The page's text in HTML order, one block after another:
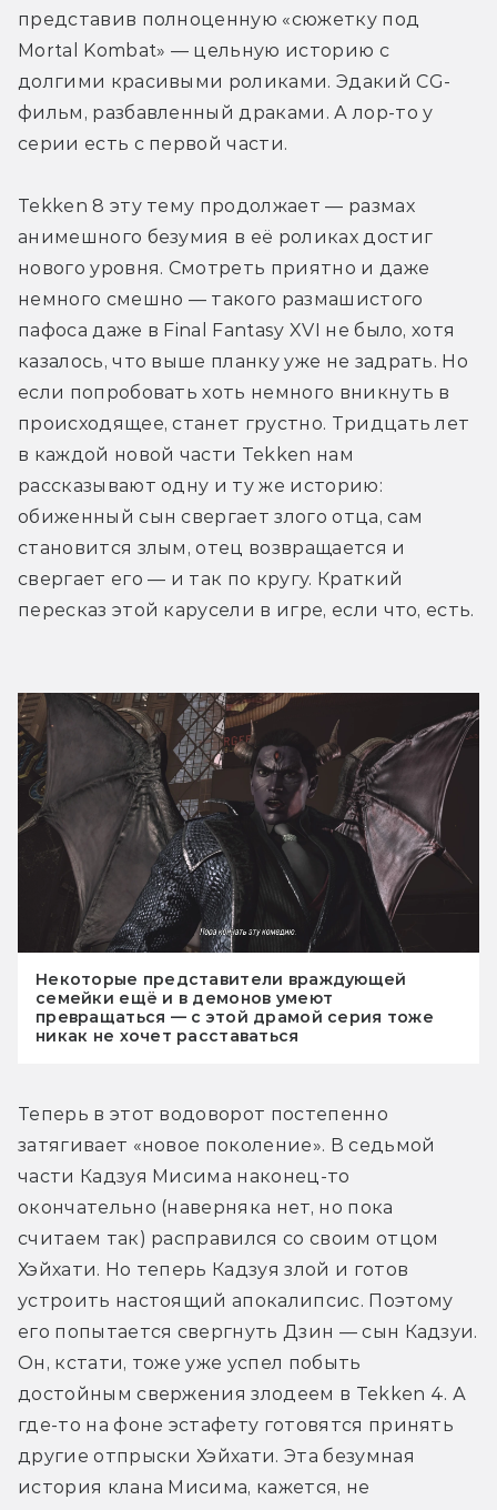
представив полноценную «сюжетку под
Mortal Kombat» — цельную историю с
долгими красивыми роликами. Эдакий CG-
фильм, разбавленный драками. А лор-то у
серии есть с первой части.
Tekken 8 эту тему продолжает — размах
анимешного безумия в её роликах достиг
нового уровня. Смотреть приятно и даже
немного смешно — такого размашистого
пафоса даже в Final Fantasy XVI не было, хотя
казалось, что выше планку уже не задрать. Но
если попробовать хоть немного вникнуть в
происходящее, станет грустно. Тридцать лет
в каждой новой части Tekken нам
рассказывают одну и ту же историю:
обиженный сын свергает злого отца, сам
становится злым, отец возвращается и
свергает его — и так по кругу. Краткий
пересказ этой карусели в игре, если что, есть.
Некоторые представители враждующей
семейки ещё и в демонов умеют
превращаться — с этой драмой серия тоже
никак не хочет расставаться
Теперь в этот водоворот постепенно
затягивает «новое поколение». В седьмой
части Кадзуя Мисима наконец-то
окончательно (наверняка нет, но пока
считаем так) расправился со своим отцом
Хэйхати. Но теперь Кадзуя злой и готов
устроить настоящий апокалипсис. Поэтому
его попытается свергнуть Дзин — сын Кадзуи.
Он, кстати, тоже уже успел побыть
достойным свержения злодеем в Tekken 4. А
где-то на фоне эстафету готовятся принять
другие отпрыски Хэйхати. Эта безумная
история клана Мисима, кажется, не